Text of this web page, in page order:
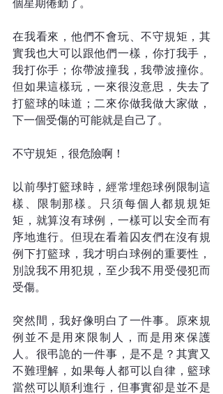
個星期倦勤了。
在我看來，他們不會玩、不守規矩，其
實我也大可以跟他們一樣，你打我手，
我打你手；你帶波撞我，我帶波撞你。
但如果這樣玩，一來很沒意思，失去了
打籃球的味道；二來你做我做大家做，
下一個受傷的可能就是自己了。
不守規矩，很危險啊！
以前學打籃球時，經常埋怨球例限制這
樣、限制那樣。只須每個人都規規矩
矩，就算沒有球例，一樣可以安全而有
序地進行。但現在看着囚友們在沒有規
例下打籃球，我才明白球例的重要性，
別說我不用犯規，至少我不用受侵犯而
受傷。
突然間，我好像明白了一件事。原來規
例並不是用來限制人，而是用來保護
人。很弔詭的一件事，是不是？其實又
不難理解，如果每人都可以自律，籃球
當然可以順利進行，但事實卻是並不是